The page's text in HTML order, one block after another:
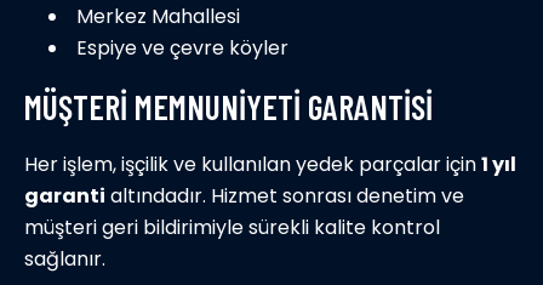
Merkez Mahallesi
Espiye ve çevre köyler
MÜŞTERI MEMNUNIYETI GARANTISI
Her işlem, işçilik ve kullanılan yedek parçalar için1 yıl
garanti altındadır. Hizmet sonrası denetim ve
müşteri geri bildirimiyle sürekli kalite kontrol
sağlanır.